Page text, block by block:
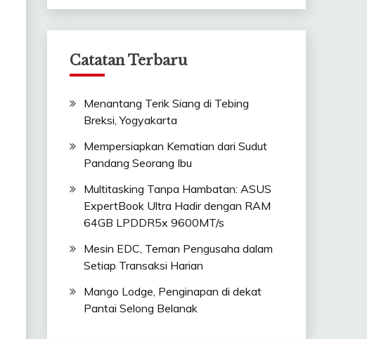
Catatan Terbaru
Menantang Terik Siang di Tebing
Breksi, Yogyakarta
Mempersiapkan Kematian dari Sudut
Pandang Seorang Ibu
Multitasking Tanpa Hambatan: ASUS
ExpertBook Ultra Hadir dengan RAM
64GB LPDDR5x 9600MT/s
Mesin EDC, Teman Pengusaha dalam
Setiap Transaksi Harian
Mango Lodge, Penginapan di dekat
Pantai Selong Belanak